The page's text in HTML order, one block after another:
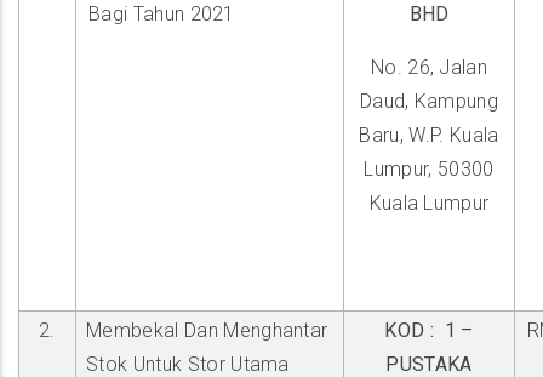
Bagi Tahun 2021
BHD
No. 26, Jalan
Daud, Kampung
Baru, W.P. Kuala
Lumpur, 50300
Kuala Lumpur
2.
Membekal Dan Menghantar
Stok Untuk Stor Utama
KOD : 1 –
PUSTAKA